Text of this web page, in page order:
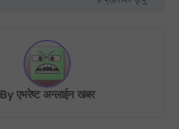
Byएभरेष्ट अन्लाईन खबर